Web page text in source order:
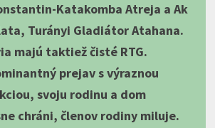
Katakomba Atreja a Ak
Turányi Gladiátor Atahana.
majú taktiež čisté RTG.
prejav s výraznou
svoju rodinu a dom
chráni, členov rodiny miluje.